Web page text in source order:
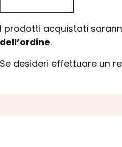
I prodotti acquistati
dell’ordine.
Se desideri effettuare un